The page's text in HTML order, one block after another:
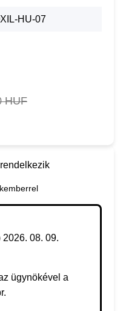
HU-07
HUF
08. 09.
ügynökével a